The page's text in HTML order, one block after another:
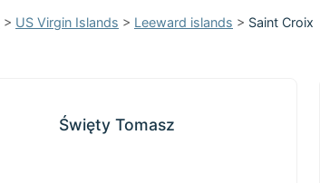
> US Virgin Islands > Leeward islands > Saint Croix
Święty Tomasz